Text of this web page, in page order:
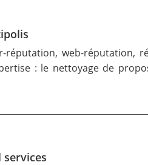
web-
: le nettoyage de